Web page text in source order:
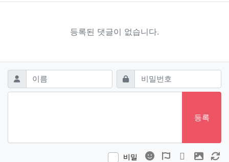
등록된 댓글이 없습니다.
댓글쓰기
이름 필수 비밀번호필수
등록
비밀 이모티콘폰트어썸
동영상 이미지